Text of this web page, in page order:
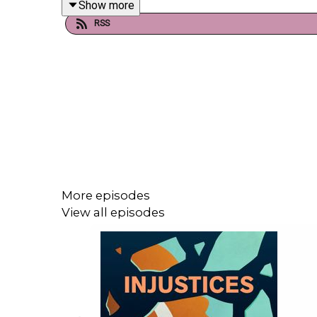
joué au moment de l'arrivée en France, pour
Show more
RSS
More episodes
View all episodes